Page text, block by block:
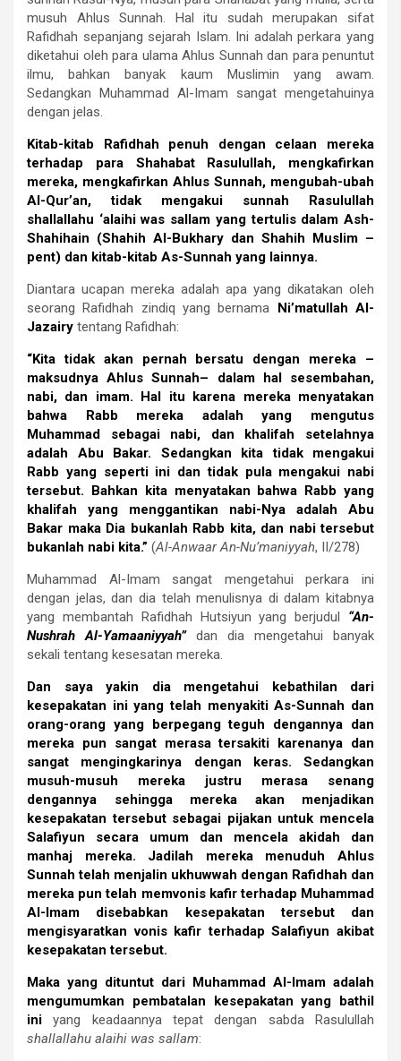
musuh Ahlus Sunnah. Hal itu sudah merupakan sifat
Rafidhah sepanjang sejarah Islam. Ini adalah perkara yang
diketahui oleh para ulama Ahlus Sunnah dan para penuntut
ilmu, bahkan banyak kaum Muslimin yang awam.
Sedangkan Muhammad Al-Imam sangat mengetahuinya
dengan jelas.
Kitab-kitab Rafidhah penuh dengan celaan mereka
terhadap para Shahabat Rasulullah, mengkafirkan
mereka, mengkafirkan Ahlus Sunnah, mengubah-ubah
Al-Qur’an, tidak mengakui sunnah Rasulullah
shallallahu ‘alaihi was sallam yang tertulis dalam Ash-
Shahihain (Shahih Al-Bukhary dan Shahih Muslim –
pent) dan kitab-kitab As-Sunnah yang lainnya.
Diantara ucapan mereka adalah apa yang dikatakan oleh
seorang Rafidhah zindiq yang bernama Ni’matullah Al-
Jazairy tentang Rafidhah:
“Kita tidak akan pernah bersatu dengan mereka –
maksudnya Ahlus Sunnah– dalam hal sesembahan,
nabi, dan imam. Hal itu karena mereka menyatakan
bahwa Rabb mereka adalah yang mengutus
Muhammad sebagai nabi, dan khalifah setelahnya
adalah Abu Bakar. Sedangkan kita tidak mengakui
Rabb yang seperti ini dan tidak pula mengakui nabi
tersebut. Bahkan kita menyatakan bahwa Rabb yang
khalifah yang menggantikan nabi-Nya adalah Abu
Bakar maka Dia bukanlah Rabb kita, dan nabi tersebut
bukanlah nabi kita.” (Al-Anwaar An-Nu’maniyyah, II/278)
Muhammad Al-Imam sangat mengetahui perkara ini
dengan jelas, dan dia telah menulisnya di dalam kitabnya
yang membantah Rafidhah Hutsiyun yang berjudul “An-
Nushrah Al-Yamaaniyyah”dan dia mengetahui banyak
sekali tentang kesesatan mereka.
Dan saya yakin dia mengetahui kebathilan dari
kesepakatan ini yang telah menyakiti As-Sunnah dan
orang-orang yang berpegang teguh dengannya dan
mereka pun sangat merasa tersakiti karenanya dan
sangat mengingkarinya dengan keras. Sedangkan
musuh-musuh mereka justru merasa senang
dengannya sehingga mereka akan menjadikan
kesepakatan tersebut sebagai pijakan untuk mencela
Salafiyun secara umum dan mencela akidah dan
manhaj mereka. Jadilah mereka menuduh Ahlus
Sunnah telah menjalin ukhuwwah dengan Rafidhah dan
mereka pun telah memvonis kafir terhadap Muhammad
Al-Imam disebabkan kesepakatan tersebut dan
mengisyaratkan vonis kafir terhadap Salafiyun akibat
kesepakatan tersebut.
Maka yang dituntut dari Muhammad Al-Imam adalah
mengumumkan pembatalan kesepakatan yang bathil
ini yang keadaannya tepat dengan sabda Rasulullah
shallallahu alaihi was sallam: